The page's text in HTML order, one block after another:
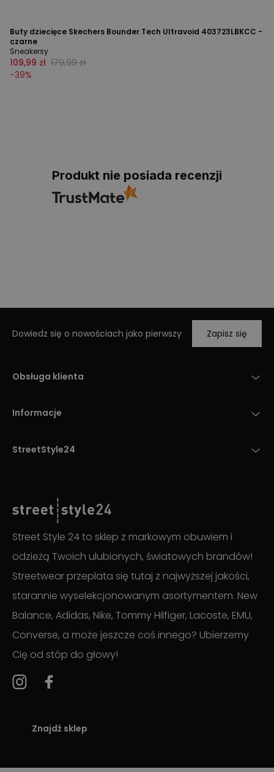
Buty dziecięce Skechers Bounder Tech Ultravoid 403723LBKCC -
czarne
Sneakersy
109,99 zł 179,99 zł
-39%
Produkt nie posiada recenzji
Dowiedz się o nowościach jako pierwszy Zapisz się
Obsługa klienta
Informacje
StreetStyle24
Street Style 24 to sklep z markowym obuwiem i
odzieżą Twoich ulubionych, światowych brandów!
Streetwear przeplata się tutaj z najwyższej jakości,
starannie wyselekcjonowanym asortymentem. New
Balance, Adidas, Nike, Tommy Hilfiger, Lacoste, EMU,
Converse, a może jeszcze coś innego? Ubierzemy
Cię od stóp do głowy!
Znajdź sklep